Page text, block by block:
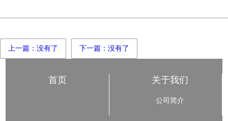
上一篇：没有了 下一篇：没有了
首页 关于我们
公司简介